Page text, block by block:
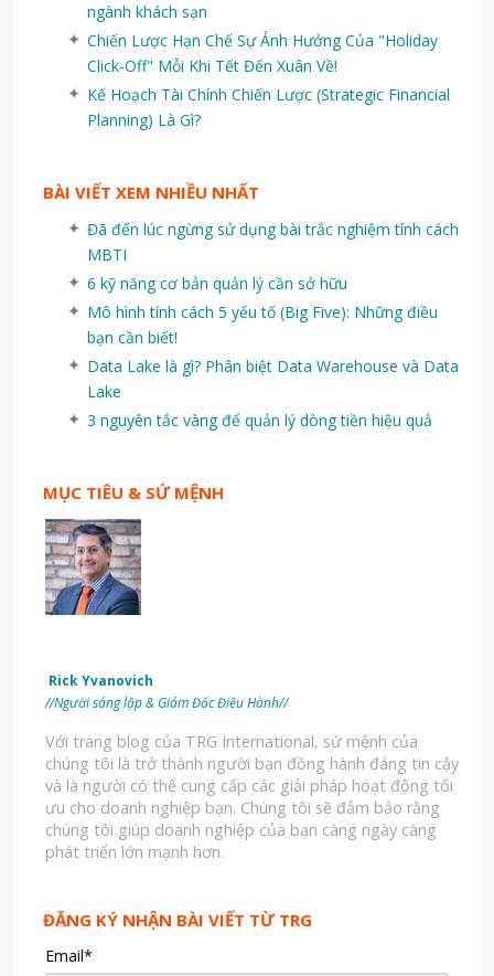
ngành khách sạn
Chiến Lược Hạn Chế Sự Ảnh Hưởng Của "Holiday
Click-Off" Mỗi Khi Tết Đến Xuân Về!
Kế Hoạch Tài Chính Chiến Lược (Strategic Financial
Planning) Là Gì?
BÀI VIẾT XEM NHIỀU NHẤT
Đã đến lúc ngừng sử dụng bài trắc nghiệm tính cách
MBTI
6 kỹ năng cơ bản quản lý cần sở hữu
Mô hình tính cách 5 yếu tố (Big Five): Những điều
bạn cần biết!
Data Lake là gì? Phân biệt Data Warehouse và Data
Lake
3 nguyên tắc vàng để quản lý dòng tiền hiệu quả
MỤC TIÊU & SỨ MỆNH
Rick Yvanovich
//Người sáng lập & Giám Đốc Điều Hành//
Với trang blog của TRG International, sứ mệnh của
chúng tôi là trở thành người bạn đồng hành đáng tin cậy
và là người có thể cung cấp các giải pháp hoạt động tối
ưu cho doanh nghiệp bạn. Chúng tôi sẽ đảm bảo rằng
chúng tôi giúp doanh nghiệp của bạn càng ngày càng
phát triển lớn mạnh hơn.
ĐĂNG KÝ NHẬN BÀI VIẾT TỪ TRG
Email*